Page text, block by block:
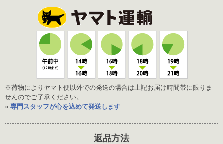
※荷物によりヤマト便以外での発送の場合は上記お届け時間帯に限りま
せんのでご了承ください。
» 専門スタッフが心を込めて発送します
返品方法